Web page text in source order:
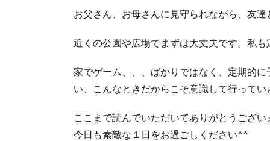
お父さん、お母さんに見守られながら、友
近くの公園や広場でまずは大丈夫です。私
家でゲーム、、、ばかりではなく、定期的
い、こんなときだからこそ意識して行ってい
ここまで読んでいただいてありがとうござい
今日も素敵な１日をお過ごしください^^